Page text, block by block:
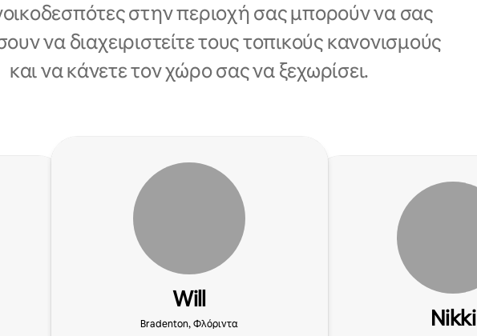
στην περιοχή σας μπορούν να σας
να διαχειριστείτε τους τοπικούς κανονισμούς
και να κάνετε τον χώρο σας να ξεχωρίσει.
Will
Bradenton, Φλόριντα Nikki